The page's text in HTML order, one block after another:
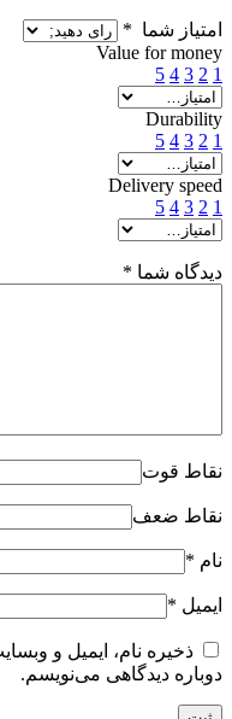
امتیاز شما *
Value for money
1
2
3
4
5
Durability
1
2
3
4
5
Delivery speed
1
2
3
4
5
دیدگاه شما *
نقاط قوت
نقاط ضعف
نام *
ایمیل *
ذخیره نام، ایمیل و
دوباره دیدگاهی می‌نویسم.